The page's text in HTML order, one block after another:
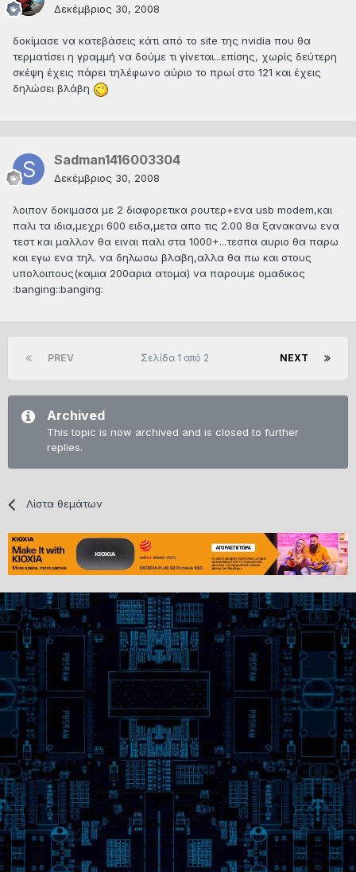
Δεκέμβριος 30, 2008
δοκίμασε να κατεβάσεις κάτι από το site της nvidia που θα
τερματίσει η γραμμή να δούμε τι γίνεται...επίσης, χωρίς δεύτερη
σκέψη έχεις πάρει τηλέφωνο αύριο το πρωί στο 121 και έχεις
δηλώσει βλάβη
Sadman1416003304
Δεκέμβριος 30, 2008
λοιπον δοκιμασα με 2 διαφορετικα ρουτερ+ενα usb modem,και
παλι τα ιδια,μεχρι 600 ειδα,μετα απο τις 2.00 8α ξανακανω ενα
τεστ και μαλλον θα ειναι παλι στα 1000+...τεσπα αυριο θα παρω
και εγω ενα τηλ. να δηλωσω βλαβη,αλλα θα πω και στους
υπολοιπους(καμια 200αρια ατομα) να παρουμε ομαδικος
:banging::banging:
PREV NEXT
Σελίδα 1 από 2
Archived
This topic is now archived and is closed to further
replies.
Λίστα θεμάτων